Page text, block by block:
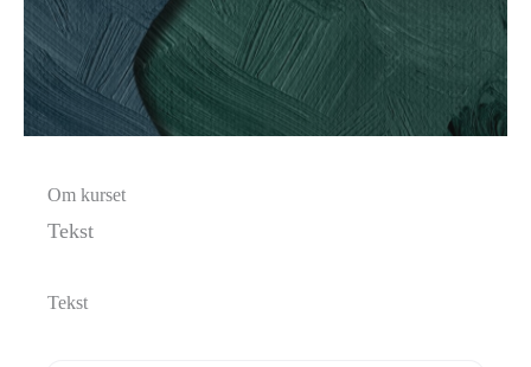
Om kurset
Tekst
Tekst